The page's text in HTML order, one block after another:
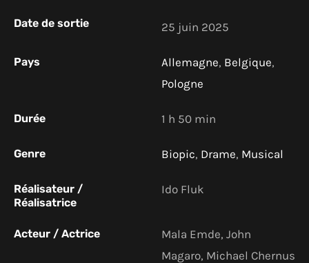
Date de sortie 25 juin 2025
Pays Allemagne, Belgique,
Pologne
Durée 1 h 50 min
Genre Biopic, Drame, Musical
Réalisateur /
Réalisatrice
Ido Fluk
Acteur / Actrice
Mala Emde, John
Magaro, Michael Chernus